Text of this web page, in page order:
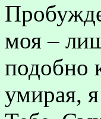
моя –
подобно
умирая,